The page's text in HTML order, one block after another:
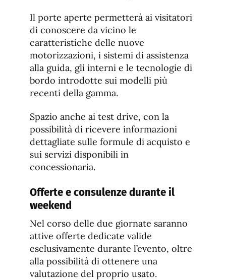
Il porte aperte permetterà ai visitatori
di conoscere da vicino le
caratteristiche delle nuove
motorizzazioni, i sistemi di assistenza
alla guida, gli interni e le tecnologie di
bordo introdotte sui modelli più
recenti della gamma.
Spazio anche ai test drive, con la
possibilità di ricevere informazioni
dettagliate sulle formule di acquisto e
sui servizi disponibili in
concessionaria.
Offerte e consulenze durante il
weekend
Nel corso delle due giornate saranno
attive offerte dedicate valide
esclusivamente durante l’evento, oltre
alla possibilità di ottenere una
valutazione del proprio usato.